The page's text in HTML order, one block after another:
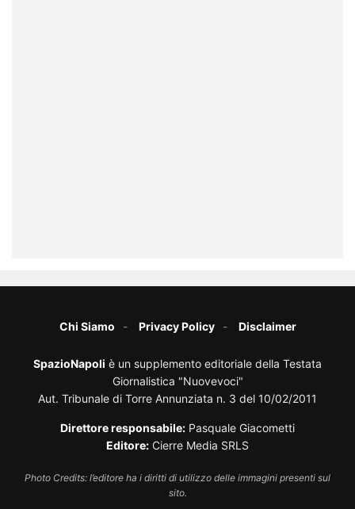
Chi Siamo Privacy Policy Disclaimer
SpazioNapoli è un supplemento editoriale della Testata
Giornalistica "Nuovevoci"
Aut. Tribunale di Torre Annunziata n. 3 del 10/02/2011
Direttore responsabile: Pasquale Giacometti
Editore: Cierre Media SRLS
Photo Credits: l’editore ha i diritti di utilizzo delle immagini presenti sul
sito.